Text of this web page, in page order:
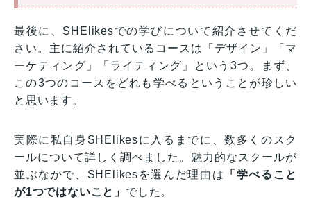
最後に、SHElikesでの学びについて紹介させてくだ
さい。主に紹介されているコースは「デザイン」「マ
ーケティング」「ライティング」という3つ。まず、
この3つのコースをどれも学べるということが珍しい
と思います。
実際に私自身SHElikesに入るまでに、数多くのスク
ールについて詳しく調べました。魅力的なスクールが
並ぶなかで、SHElikesを選んだ理由は
「学べること
が1つではないこと」 でした。